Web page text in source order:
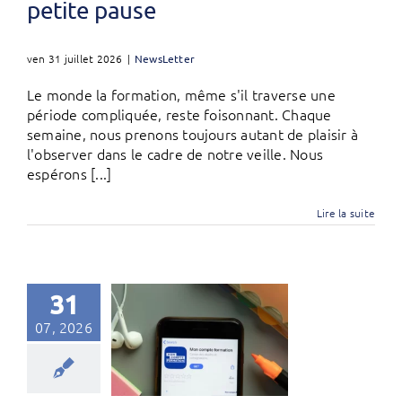
petite pause
ven 31 juillet 2026 | NewsLetter
Le monde la formation, même s'il traverse une
période compliquée, reste foisonnant. Chaque
semaine, nous prenons toujours autant de plaisir à
l'observer dans le cadre de notre veille. Nous
espérons [...]
Lire la suite
31
07, 2026